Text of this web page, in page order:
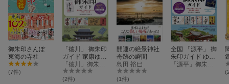
御朱印さんぽ
東海の寺社
(7件)
「徳川」 御朱印
ガイド 家康ゆか
りの地と人でめ
ぐる天下統一の
足跡
「徳川」御朱印ガイド編集室
(2件)
開運の絶景神社
奇跡の瞬間
島田 裕巳
(1件)
全国 「源平」 御
朱印ガイド ゆか
りの地と人でめ
「源平」御朱印ガイド編集室